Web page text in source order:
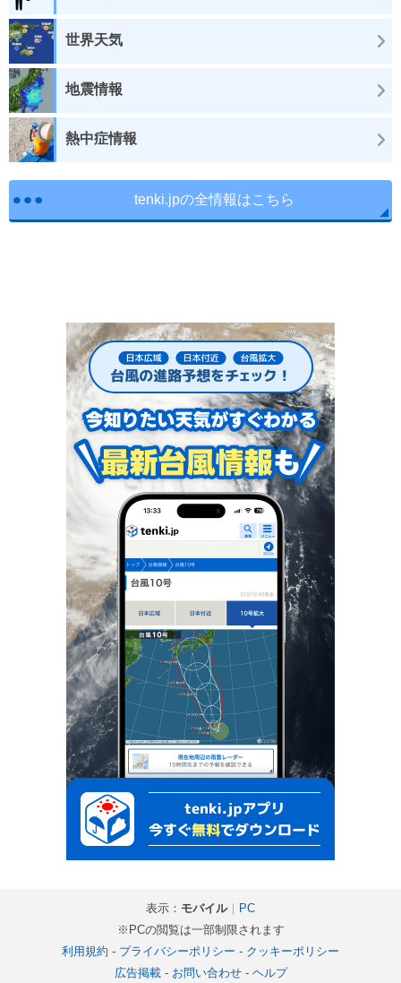
世界天気
地震情報
熱中症情報
tenki.jpの全情報はこちら
表示： モバイル｜ PC
※PCの閲覧は一部制限されます
利用規約 - プライバシーポリシー - クッキーポリシー
広告掲載- お問い合わせ- ヘルプ